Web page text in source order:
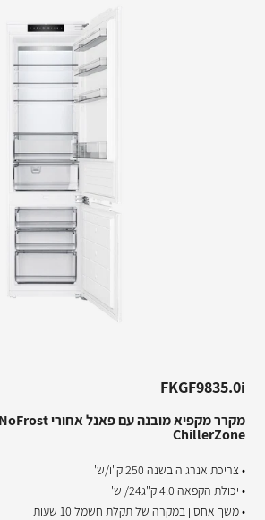
FKGF9835.0i
ChillerZone
• צריכת אנרגיה בשנה 250 ק"ו/ש'
• יכולת הקפאה 4.0 ק"ג24/ ש'
• משך אחסון במקרה של תקלת חשמל 10 שעות